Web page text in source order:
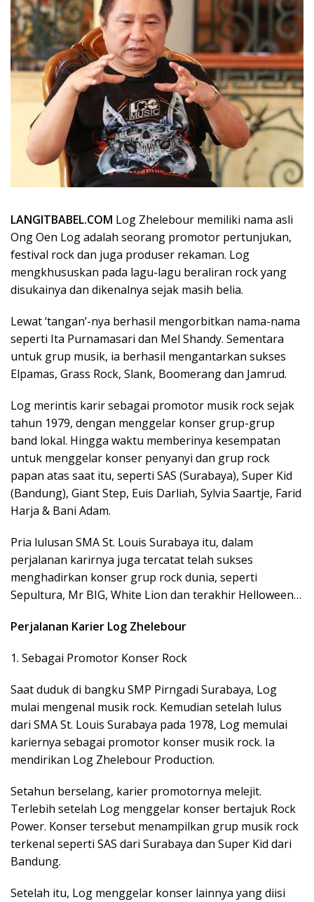
LANGITBABEL.COM Log Zhelebour memiliki nama asli
Ong Oen Log adalah seorang promotor pertunjukan,
festival rock dan juga produser rekaman. Log
mengkhususkan pada lagu-lagu beraliran rock yang
disukainya dan dikenalnya sejak masih belia.
Lewat ‘tangan’-nya berhasil mengorbitkan nama-nama
seperti Ita Purnamasari dan Mel Shandy. Sementara
untuk grup musik, ia berhasil mengantarkan sukses
Elpamas, Grass Rock, Slank, Boomerang dan Jamrud.
Log merintis karir sebagai promotor musik rock sejak
tahun 1979, dengan menggelar konser grup-grup
band lokal. Hingga waktu memberinya kesempatan
untuk menggelar konser penyanyi dan grup rock
papan atas saat itu, seperti SAS (Surabaya), Super Kid
(Bandung), Giant Step, Euis Darliah, Sylvia Saartje, Farid
Harja & Bani Adam.
Pria lulusan SMA St. Louis Surabaya itu, dalam
perjalanan karirnya juga tercatat telah sukses
menghadirkan konser grup rock dunia, seperti
Sepultura, Mr BIG, White Lion dan terakhir Helloween…
Perjalanan Karier Log Zhelebour
1. Sebagai Promotor Konser Rock
Saat duduk di bangku SMP Pirngadi Surabaya, Log
mulai mengenal musik rock. Kemudian setelah lulus
dari SMA St. Louis Surabaya pada 1978, Log memulai
kariernya sebagai promotor konser musik rock. Ia
mendirikan Log Zhelebour Production.
Setahun berselang, karier promotornya melejit.
Terlebih setelah Log menggelar konser bertajuk Rock
Power. Konser tersebut menampilkan grup musik rock
terkenal seperti SAS dari Surabaya dan Super Kid dari
Bandung.
Setelah itu, Log menggelar konser lainnya yang diisi